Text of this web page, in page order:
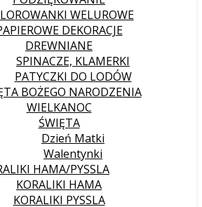
WELUROWE
DEKORACJE
DREWNIANE
SPINACZE, KLAMERKI
PATYCZKI DO LODÓW
BOŻEGO NARODZENIA
WIELKANOC
ŚWIĘTA
Dzień Matki
Walentynki
HAMA/PYSSLA
KORALIKI HAMA
KORALIKI PYSSLA